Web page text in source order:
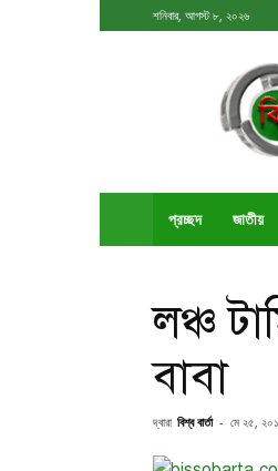
শনিবার, আগস্ট ৮, ২০২৬
বিশ্ববার্তা
প্রচ্ছদ জাতীয়
লঞ্চ
বাবা
দ্বারা বিশ্ব বার্তা - মে ২৫,